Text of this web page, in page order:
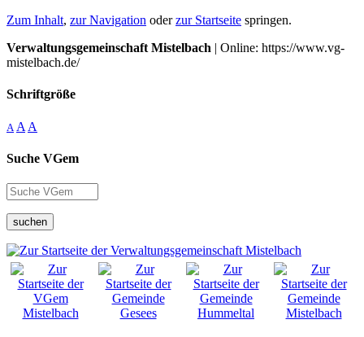
Zum Inhalt, zur Navigation oderzur Startseite springen.
Verwaltungsgemeinschaft Mistelbach | Online: https://www.vg-
mistelbach.de/
Schriftgröße
A A A
Suche VGem
suchen